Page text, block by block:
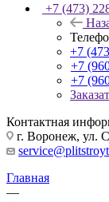
+7 (473)
+7
+7
+7
Контактная
г. Воронеж, ул.
Главная
—